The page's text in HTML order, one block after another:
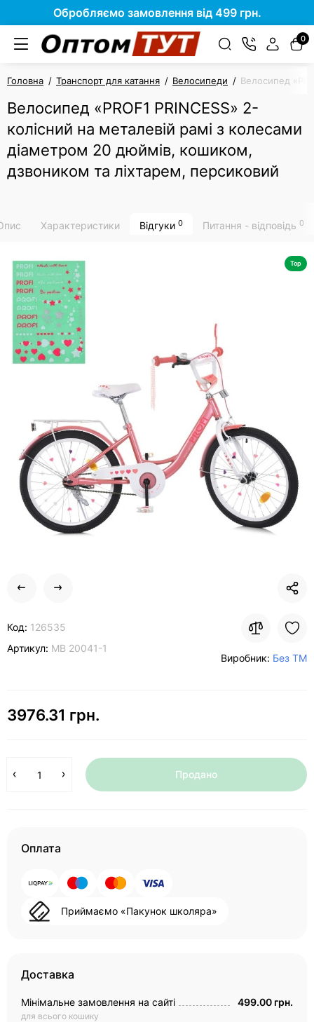
Обробляємо замовлення від 499 грн.
0
Головна Транспорт для катання Велосипеди Велосипед
Велосипед «PROF1 PRINCESS» 2-
колісний на металевій рамі з колесами
діаметром 20 дюймів, кошиком,
дзвоником та ліхтарем, персиковий
Характеристики Відгуки 0 Питання - відповідь 0
Top
Код: 126535
Артикул: MB 20041-1
Виробник: Без ТМ
3976.31 грн.
Продано
Оплата
Приймаємо «Пакунок школяра»
Доставка
Мінімальне замовлення на сайті
для всього кошику
499.00 грн.